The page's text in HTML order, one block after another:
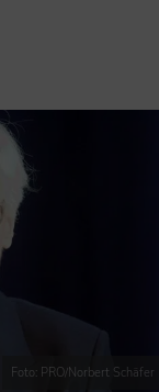
Foto: PRO/Norbert Schäfer